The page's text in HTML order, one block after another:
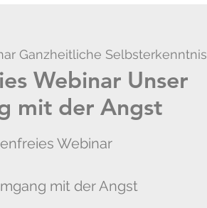
Ganzheitliche Selbsterkenntnis
Webinar Unser
mit der Angst
Webinar
mit der Angst